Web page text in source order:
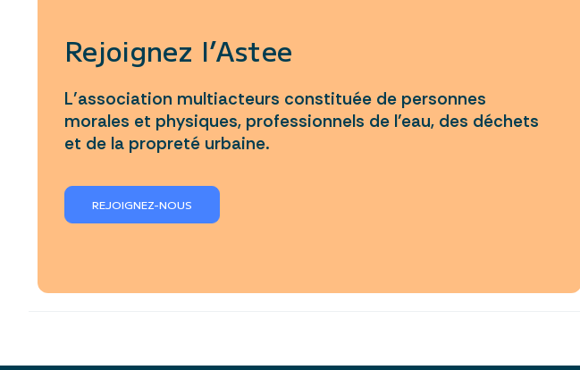
Rejoignez l’Astee
L’association multiacteurs constituée de personnes
morales et physiques, professionnels de l’eau, des déchets
et de la propreté urbaine.
REJOIGNEZ-NOUS